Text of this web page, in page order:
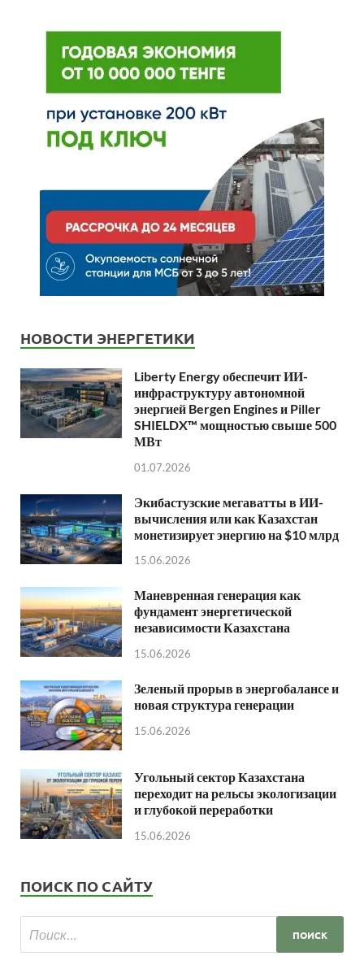
НОВОСТИ ЭНЕРГЕТИКИ
Liberty Energy обеспечит ИИ-
инфраструктуру автономной
энергией Bergen Engines и Piller
SHIELDX™ мощностью свыше 500
МВт
01.07.2026
Экибастузские мегаватты в ИИ-
вычисления или как Казахстан
монетизирует энергию на $10 млрд
15.06.2026
Маневренная генерация как
фундамент энергетической
независимости Казахстана
15.06.2026
Зеленый прорыв в энергобалансе и
новая структура генерации
15.06.2026
Угольный сектор Казахстана
переходит на рельсы экологизации
и глубокой переработки
15.06.2026
ПОИСК ПО САЙТУ